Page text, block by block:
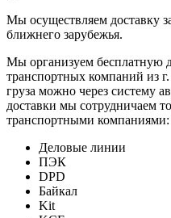
Мы осуществляем доставку
ближнего зарубежья.
Мы организуем бесплатную
транспортных компаний из
груза можно через систему
доставки мы сотрудничаем
транспортными компаниями:
Деловые линии
ПЭК
DPD
Байкал
Kit